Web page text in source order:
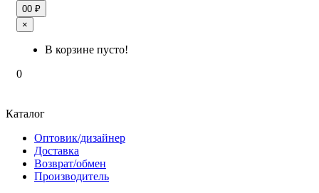
00 ₽
×
В корзине пусто!
0
Каталог
Оптовик/дизайнер
Доставка
Возврат/обмен
Производитель